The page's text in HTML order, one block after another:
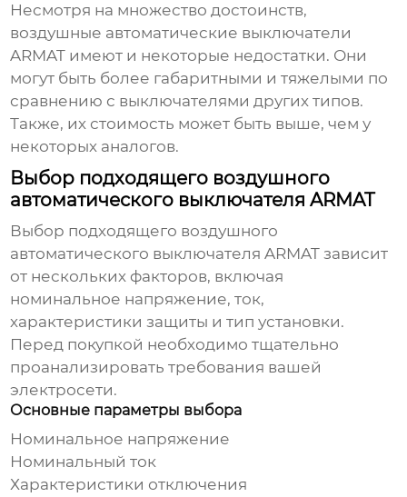
Несмотря на множество достоинств,
воздушные автоматические выключатели
ARMAT имеют и некоторые недостатки. Они
могут быть более габаритными и тяжелыми по
сравнению с выключателями других типов.
Также, их стоимость может быть выше, чем у
некоторых аналогов.
Выбор подходящего воздушного
автоматического выключателя ARMAT
Выбор подходящего воздушного
автоматического выключателя ARMAT зависит
от нескольких факторов, включая
номинальное напряжение, ток,
характеристики защиты и тип установки.
Перед покупкой необходимо тщательно
проанализировать требования вашей
электросети.
Основные параметры выбора
Номинальное напряжение
Номинальный ток
Характеристики отключения